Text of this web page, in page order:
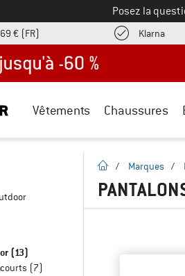
Posez la
€ (FR) Klarna
Vêtements Chaussures
(13)
(7)
Page d'accueil
/ Marques /